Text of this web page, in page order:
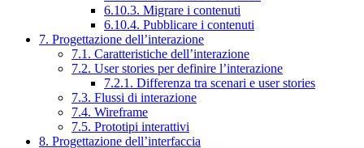
6.10.3. Migrare i contenuti
6.10.4. Pubblicare i contenuti
7. Progettazione dell’interazione
7.1. Caratteristiche dell’interazione
7.2. User stories per definire l’interazione
7.2.1. Differenza tra scenari e user stories
7.3. Flussi di interazione
7.4. Wireframe
7.5. Prototipi interattivi
8. Progettazione dell’interfaccia